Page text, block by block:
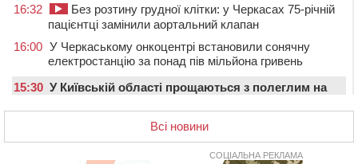
16:32
Без розтину грудної клітки: у Черкасах 75-річній
пацієнтці замінили аортальний клапан
16:00 У Черкаському онкоцентрі встановили сонячну
електростанцію за понад пів мільйона гривень
15:30 У Київській області прощаються з полеглим на
У Черкасах містяни через нову скляну зупинку і
вирізані дерева потерпають від спеки: Бондаренко
обіцяє масштабне озеленення
Всі новини
СОЦІАЛЬНА РЕКЛАМА